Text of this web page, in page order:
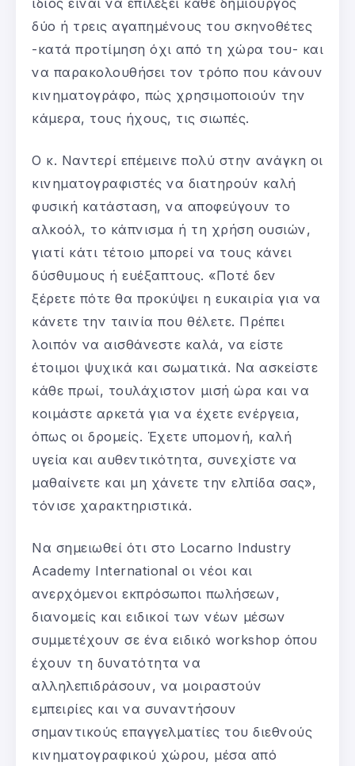
ίδιος είναι να επιλέξει κάθε δημιουργός
δύο ή τρεις αγαπημένους του σκηνοθέτες
-κατά προτίμηση όχι από τη χώρα του- και
να παρακολουθήσει τον τρόπο που κάνουν
κινηματογράφο, πώς χρησιμοποιούν την
κάμερα, τους ήχους, τις σιωπές.
Ο κ. Ναντερί επέμεινε πολύ στην ανάγκη οι
κινηματογραφιστές να διατηρούν καλή
φυσική κατάσταση, να αποφεύγουν το
αλκοόλ, το κάπνισμα ή τη χρήση ουσιών,
γιατί κάτι τέτοιο μπορεί να τους κάνει
δύσθυμους ή ευέξαπτους. «Ποτέ δεν
ξέρετε πότε θα προκύψει η ευκαιρία για να
κάνετε την ταινία που θέλετε. Πρέπει
λοιπόν να αισθάνεστε καλά, να είστε
έτοιμοι ψυχικά και σωματικά. Να ασκείστε
κάθε πρωί, τουλάχιστον μισή ώρα και να
κοιμάστε αρκετά για να έχετε ενέργεια,
όπως οι δρομείς. Έχετε υπομονή, καλή
υγεία και αυθεντικότητα, συνεχίστε να
μαθαίνετε και μη χάνετε την ελπίδα σας»,
τόνισε χαρακτηριστικά.
Να σημειωθεί ότι στο Locarno Industry
Academy International οι νέοι και
ανερχόμενοι εκπρόσωποι πωλήσεων,
διανομείς και ειδικοί των νέων μέσων
συμμετέχουν σε ένα ειδικό workshop όπου
έχουν τη δυνατότητα να
αλληλεπιδράσουν, να μοιραστούν
εμπειρίες και να συναντήσουν
σημαντικούς επαγγελματίες του διεθνούς
κινηματογραφικού χώρου, μέσα από